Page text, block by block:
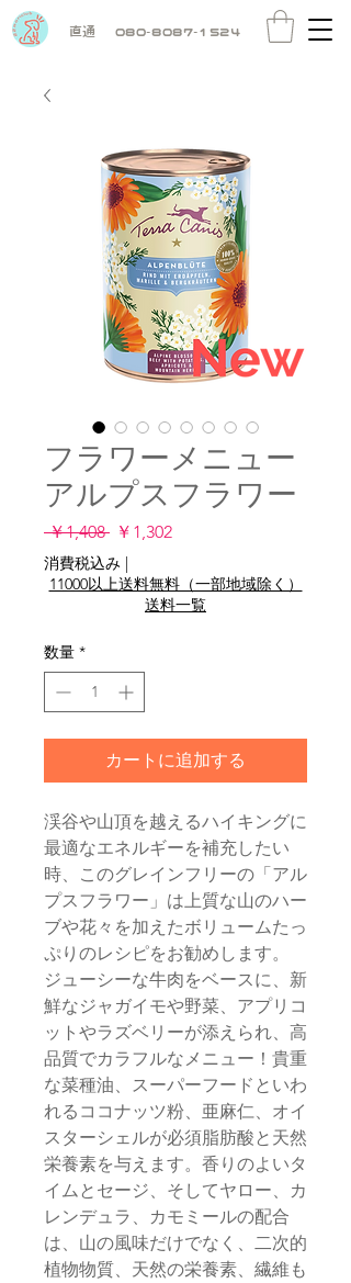
直通 080-8087-1524
フラワーメニュー
アルプスフラワー
￥1,408 通
常
価
￥1,302セ
ル
価
消費税込み |
11000以上送料無料（一部地域除く）
送料一覧
数量 *
カートに追加する
渓谷や山頂を越えるハイキングに
最適なエネルギーを補充したい
時、このグレインフリーの「アル
プスフラワー」は上質な山のハー
ブや花々を加えたボリュームたっ
ぷりのレシピをお勧めします。
ジューシーな牛肉をベースに、新
鮮なジャガイモや野菜、アプリコ
ットやラズベリーが添えられ、高
品質でカラフルなメニュー！貴重
な菜種油、スーパーフードといわ
れるココナッツ粉、亜麻仁、オイ
スターシェルが必須脂肪酸と天然
栄養素を与えます。香りのよいタ
イムとセージ、そしてヤロー、カ
レンデュラ、カモミールの配合
は、山の風味だけでなく、二次的
植物物質、天然の栄養素、繊維も